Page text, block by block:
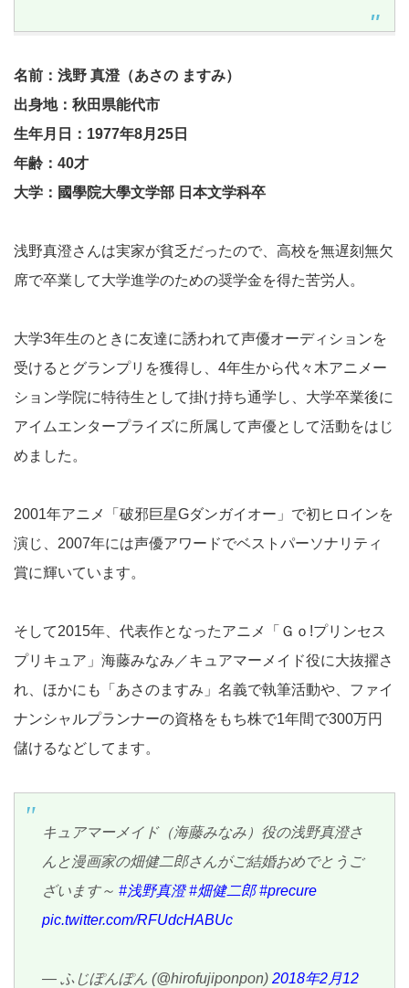
名前：浅野 真澄（あさの ますみ）
出身地：秋田県能代市
生年月日：1977年8月25日
年齢：40才
大学：國學院大學文学部 日本文学科卒
浅野真澄さんは実家が貧乏だったので、高校を無遅刻無欠
席で卒業して大学進学のための奨学金を得た苦労人。
大学3年生のときに友達に誘われて声優オーディションを
受けるとグランプリを獲得し、4年生から代々木アニメー
ション学院に特待生として掛け持ち通学し、大学卒業後に
アイムエンタープライズに所属して声優として活動をはじ
めました。
2001年アニメ「破邪巨星Gダンガイオー」で初ヒロインを
演じ、2007年には声優アワードでベストパーソナリティ
賞に輝いています。
そして2015年、代表作となったアニメ「Ｇｏ!プリンセス
プリキュア」海藤みなみ／キュアマーメイド役に大抜擢さ
れ、ほかにも「あさのますみ」名義で執筆活動や、ファイ
ナンシャルプランナーの資格をもち株で1年間で300万円
儲けるなどしてます。
キュアマーメイド（海藤みなみ）役の浅野真澄さ
んと漫画家の畑健二郎さんがご結婚おめでとうご
ざいます～ #浅野真澄 #畑健二郎 #precure
pic.twitter.com/RFUdcHABUc
— ふじぽんぽん (@hirofujiponpon) 2018年2月12